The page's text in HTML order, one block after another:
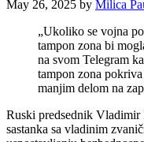
May 26, 2025 by Milica
„Ukoliko se vojna
tampon zona bi
na svom Telegram
tampon zona
manjim delom na
Ruski predsednik Vladimir
sastanka sa vladinim